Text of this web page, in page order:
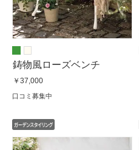
鋳物風ローズベンチ
￥37,000
口コミ募集中